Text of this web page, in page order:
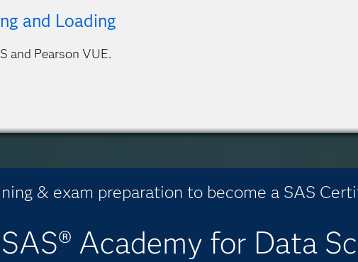
and Loading
and Pearson VUE.
& exam preparation to become a SAS
SAS® Academy for Data